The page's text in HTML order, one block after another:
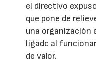
el directivo
que pone de
una organización
ligado al
de valor.